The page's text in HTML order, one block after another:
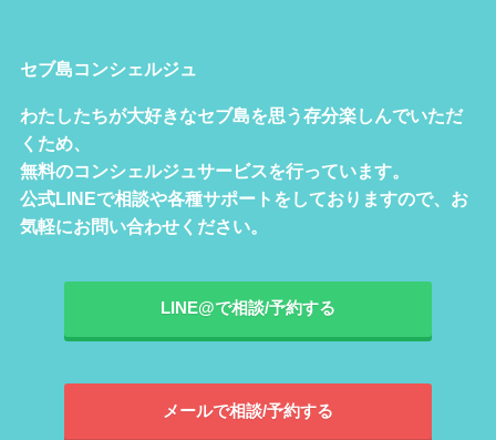
セブ島コンシェルジュ
わたしたちが大好きなセブ島を思う存分楽しんでいただ
くため、
無料のコンシェルジュサービスを行っています。
公式LINEで相談や各種サポートをしておりますので、お
気軽にお問い合わせください。
LINE@で相談/予約する
メールで相談/予約する